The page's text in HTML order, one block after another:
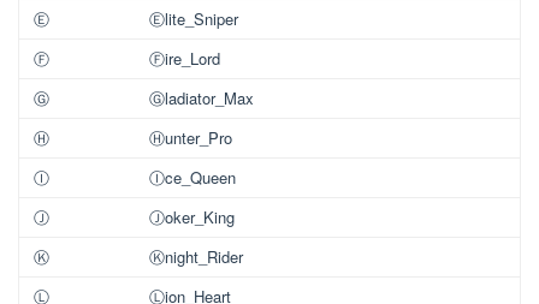
Ⓔ
Ⓔlite_Sniper
Ⓕ
Ⓕire_Lord
Ⓖ
Ⓖladiator_Max
Ⓗ
Ⓗunter_Pro
Ⓘ
Ⓘce_Queen
Ⓙ
Ⓙoker_King
Ⓚ
Ⓚnight_Rider
Ⓛ
Ⓛion_Heart